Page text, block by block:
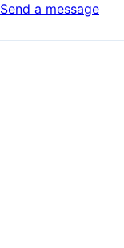
Send a message